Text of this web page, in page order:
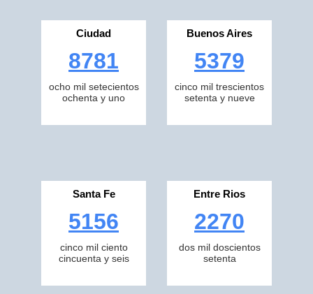
Ciudad
8781
ocho mil setecientos
ochenta y uno
Buenos Aires
5379
cinco mil trescientos
setenta y nueve
Santa Fe
5156
cinco mil ciento
cincuenta y seis
Entre Rios
2270
dos mil doscientos
setenta